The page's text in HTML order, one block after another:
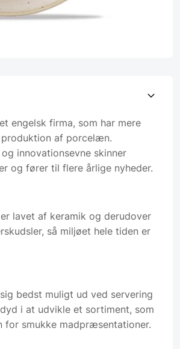
engelsk firma, som har mere
af porcelæn.
innovationsevne skinner
og fører til flere årlige nyheder.
lavet af keramik og derudover
så miljøet hele tiden er
bedst muligt ud ved servering
i at udvikle et sortiment, som
for smukke madpræsentationer.